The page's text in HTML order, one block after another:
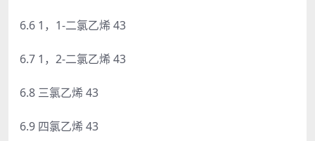
6.6 1，1-二氯乙烯 43
6.7 1，2-二氯乙烯 43
6.8 三氯乙烯 43
6.9 四氯乙烯 43